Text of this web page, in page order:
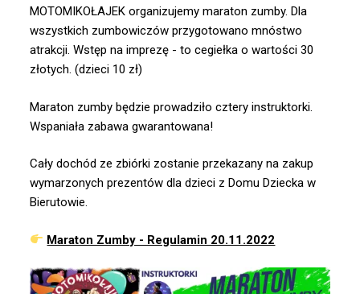
MOTOMIKOŁAJEK organizujemy maraton zumby. Dla
wszystkich zumbowiczów przygotowano mnóstwo
atrakcji. Wstęp na imprezę - to cegiełka o wartości 30
złotych. (dzieci 10 zł)
Maraton zumby będzie prowadziło cztery instruktorki.
Wspaniała zabawa gwarantowana!
Cały dochód ze zbiórki zostanie przekazany na zakup
wymarzonych prezentów dla dzieci z Domu Dziecka w
Bierutowie.
Maraton Zumby - Regulamin 20.11.2022